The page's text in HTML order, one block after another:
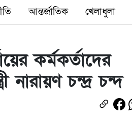
আন্তর্জাতিক খেলাধুলা
কর্মকর্তাদের
নারায়ণ চন্দ্র চন্দ